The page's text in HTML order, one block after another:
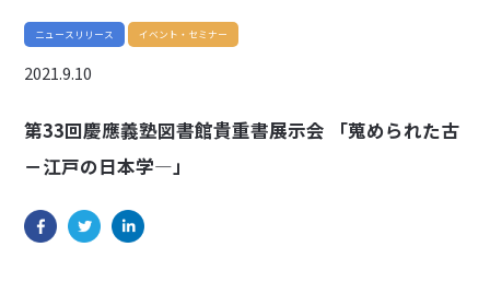
ニュースリリース イベント・セミナー
2021.9.10
第33回慶應義塾図書館貴重書展示会 「蒐められた古
－江戸の日本学―」